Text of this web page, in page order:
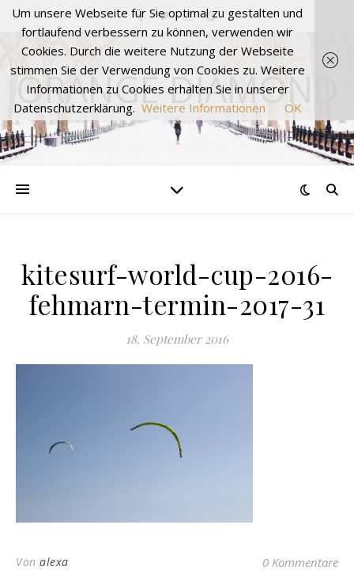
ORANGE DIAMOND
kitesurf-world-cup-2016-
fehmarn-termin-2017-31
18. September 2016
Von alexa 0 Kommentare
Um unsere Webseite für Sie optimal zu gestalten und
fortlaufend verbessern zu können, verwenden wir
Cookies. Durch die weitere Nutzung der Webseite
stimmen Sie der Verwendung von Cookies zu. Weitere
Informationen zu Cookies erhalten Sie in unserer
Datenschutzerklärung. Weitere Informationen OK